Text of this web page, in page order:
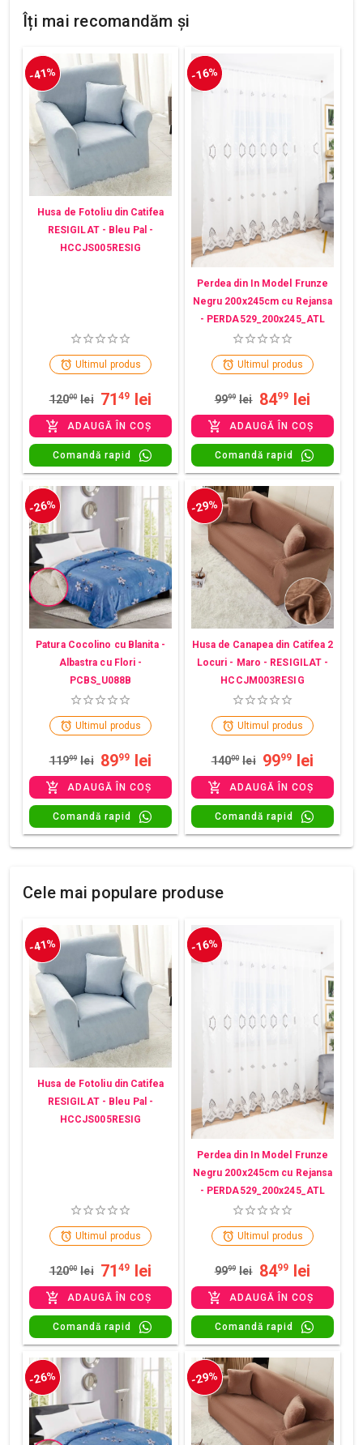
Îți mai recomandăm și
-41%
Husa de Fotoliu din Catifea
RESIGILAT - Bleu Pal -
HCCJS005RESIG
Ultimul produs
12000 lei 71 49 lei
ADAUGĂ ÎN COȘ
Comandă rapid
-16%
Perdea din In Model Frunze
Negru 200x245cm cu Rejansa
- PERDA529_200x245_ATL
Ultimul produs
9999 lei 8499 lei
ADAUGĂ ÎN COȘ
Comandă rapid
-26%
Patura Cocolino cu Blanita -
Albastra cu Flori -
PCBS_U088B
Ultimul produs
11999 lei 8999 lei
ADAUGĂ ÎN COȘ
Comandă rapid
-29%
Husa de Canapea din Catifea 2
Locuri - Maro - RESIGILAT -
HCCJM003RESIG
Ultimul produs
14000 lei 9999 lei
ADAUGĂ ÎN COȘ
Comandă rapid
Cele mai populare produse
-41%
Husa de Fotoliu din Catifea
RESIGILAT - Bleu Pal -
HCCJS005RESIG
Ultimul produs
12000 lei 71 49 lei
ADAUGĂ ÎN COȘ
Comandă rapid
-16%
Perdea din In Model Frunze
Negru 200x245cm cu Rejansa
- PERDA529_200x245_ATL
Ultimul produs
9999 lei 8499 lei
ADAUGĂ ÎN COȘ
Comandă rapid
-26% -29%